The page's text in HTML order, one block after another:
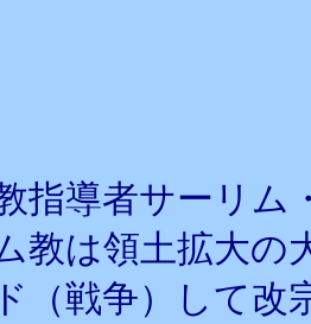
指導者サーリム
教は領土拡大
（戦争）して改